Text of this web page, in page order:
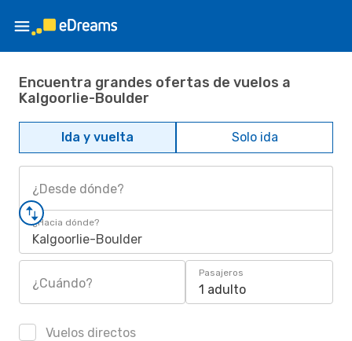
Encuentra grandes ofertas de vuelos a
Kalgoorlie-Boulder
Ida y vuelta Solo ida
¿Desde dónde?
¿Hacia dónde?
Kalgoorlie-Boulder
¿Cuándo?
Pasajeros
1 adulto
Vuelos directos